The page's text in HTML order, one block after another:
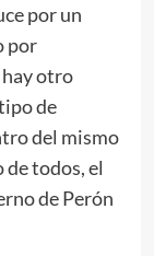
por un
por
otro
de
del mismo
todos, el
de Perón